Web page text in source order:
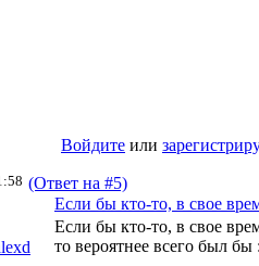
Войдите или
(Ответ на #5)
Если бы кто-то, в свое
Если бы кто-то, в свое
то вероятнее всего был бы